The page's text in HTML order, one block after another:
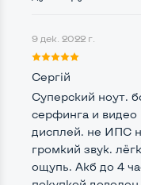
Выход VGA
Выход Display port
Выход mini
Выход HDMI Нет
Разъем для карт
9 дек. 2022 г.
Сергій
Суперский ноут.
серфинга и видео
дисплей. не ИПС
громкий звук.
ощупь. Акб до 4